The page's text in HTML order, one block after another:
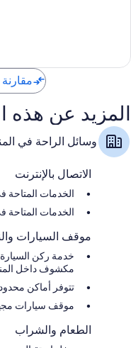
مقارنة
المزيد عن هذه
وسائل الراحة في
الاتصال بالإنترنت
الخدمات
الخدمات المتاحة
موقف السيارات
خدمة ركن
مكشوف داخل
تتوفر أماكن
موقف سيارات
الطعام والشراب